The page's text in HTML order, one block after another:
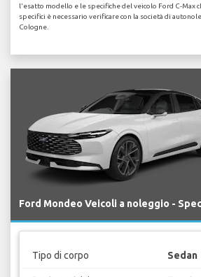
l'esatto modello e le specifiche del veicolo Ford C-Max
specifici è necessario verificare con la società di
Cologne.
Ford Mondeo Veicoli a noleggio -
Tipo di corpo Sedan